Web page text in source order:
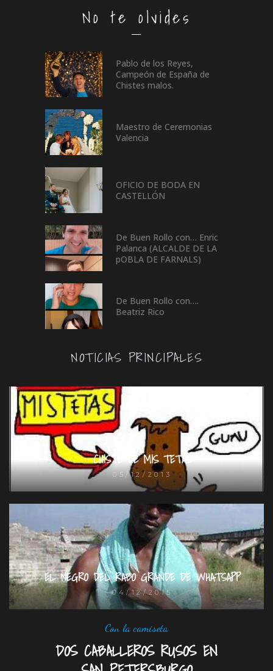
No te olvides
Pablo de los Reyes,
Campeón de España de
Chistes malos.
Maestro de Ceremonias
Valencia
OFICIO DE BODA EN
CASTELLÓN
De Buen Rollo con… Enric
Palanca (ALCALDE DE LA
pOBLA DE FARNALS)
De Buen Rollo con….
Beatriz Rico
NOTICIAS PRINCIPALES
CHISTE DE MIS TETAS
05/12/2013
EL NEGRO DEL RABO GRANDE DE WHATSAPP
04/12/2015
Con la camiseta
DOS CABALLEROS RUSOS EN